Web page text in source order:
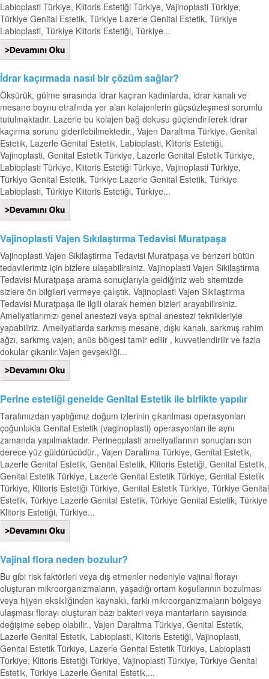
Labioplasti Türkiye, Klitoris Estetiği Türkiye, Vajinoplasti Türkiye,
Türkiye Genital Estetik, Türkiye Lazerle Genital Estetik, Türkiye
Labioplasti, Türkiye Klitoris Estetiği, Türkiye...
İdrar kaçırmada nasıl bir çözüm sağlar?
Öksürük, gülme sırasında idrar kaçıran kadınlarda, idrar kanalı ve
mesane boynu etrafında yer alan kolajenlerin güçsüzleşmesi sorumlu
tutulmaktadır. Lazerle bu kolajen bağ dokusu güçlendirilerek idrar
kaçırma sorunu giderilebilmektedir., Vajen Daraltma Türkiye, Genital
Estetik, Lazerle Genital Estetik, Labioplasti, Klitoris Estetiği,
Vajinoplasti, Genital Estetik Türkiye, Lazerle Genital Estetik Türkiye,
Labioplasti Türkiye, Klitoris Estetiği Türkiye, Vajinoplasti Türkiye,
Türkiye Genital Estetik, Türkiye Lazerle Genital Estetik, Türkiye
Labioplasti, Türkiye Klitoris Estetiği, Türkiye...
Vajinoplasti Vajen Sıkılaştırma Tedavisi Muratpaşa
Vajinoplasti Vajen Sikilaştirma Tedavisi Muratpaşa ve benzeri bütün
tedavilerimiz için bizlere ulaşabilirsiniz. Vajinoplasti Vajen Sikilaştirma
Tedavisi Muratpaşa arama sonuçlarıyla geldiğiniz web sitemizde
sizlere ön bilgileri vermeye çalıştık. Vajinoplasti Vajen Sikilaştirma
Tedavisi Muratpaşa ile ilgili olarak hemen bizleri arayabilirsiniz.
Ameliyatlarımızı genel anestezi veya spinal anestezi teknikleriyle
yapabiliriz. Ameliyatlarda sarkmış mesane, dışkı kanalı, sarkmış rahim
ağzı, sarkmış vajen, anüs bölgesi tamir edilir , kuvvetlendirilir ve fazla
dokular çıkarılır.Vajen gevşekliği...
Perine estetiği genelde Genital Estetik ile birlikte yapılır
Tarafımızdan yaptığımız doğum izlerinin çıkarılması operasyonları
çoğunlukla Genital Estetik (vaginoplasti) operasyonları ile aynı
zamanda yapılmaktadır. Perineoplasti ameliyatlarının sonuçları son
derece yüz güldürücüdür., Vajen Daraltma Türkiye, Genital Estetik,
Lazerle Genital Estetik, Genital Estetik, Klitoris Estetiği, Genital Estetik,
Genital Estetik Türkiye, Lazerle Genital Estetik Türkiye, Genital Estetik
Türkiye, Klitoris Estetiği Türkiye, Genital Estetik Türkiye, Türkiye Genital
Estetik, Türkiye Lazerle Genital Estetik, Türkiye Genital Estetik, Türkiye
Klitoris Estetiği, Türkiye...
Vajinal flora neden bozulur?
Bu gibi risk faktörleri veya dış etmenler nedeniyle vajinal florayı
oluşturan mikroorganizmaların, yaşadığı ortam koşullarının bozulması
veya hijyen eksikliğinden kaynaklı, farklı mikroorganizmaların bölgeye
ulaşması florayı oluşturan bazı bakteri veya mantarların sayısında
değişime sebep olabilir., Vajen Daraltma Türkiye, Genital Estetik,
Lazerle Genital Estetik, Labioplasti, Klitoris Estetiği, Vajinoplasti,
Genital Estetik Türkiye, Lazerle Genital Estetik Türkiye, Labioplasti
Türkiye, Klitoris Estetiği Türkiye, Vajinoplasti Türkiye, Türkiye Genital
Estetik, Türkiye Lazerle Genital Estetik,...